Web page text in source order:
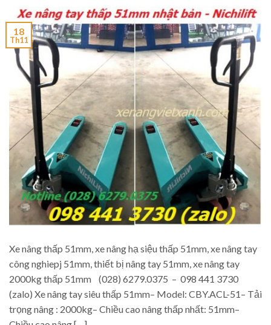
18
Th11
Xe nâng thấp 51mm, xe nâng hạ siệu thấp 51mm, xe nâng tay
công nghiepj 51mm, thiết bị nâng tay 51mm, xe nâng tay
2000kg thấp 51mm (028) 6279.0375 – 098 441 3730
(zalo) Xe nâng tay siêu thấp 51mm– Model: CBY.ACL-51– Tải
trọng nâng : 2000kg– Chiều cao nâng thấp nhất: 51mm–